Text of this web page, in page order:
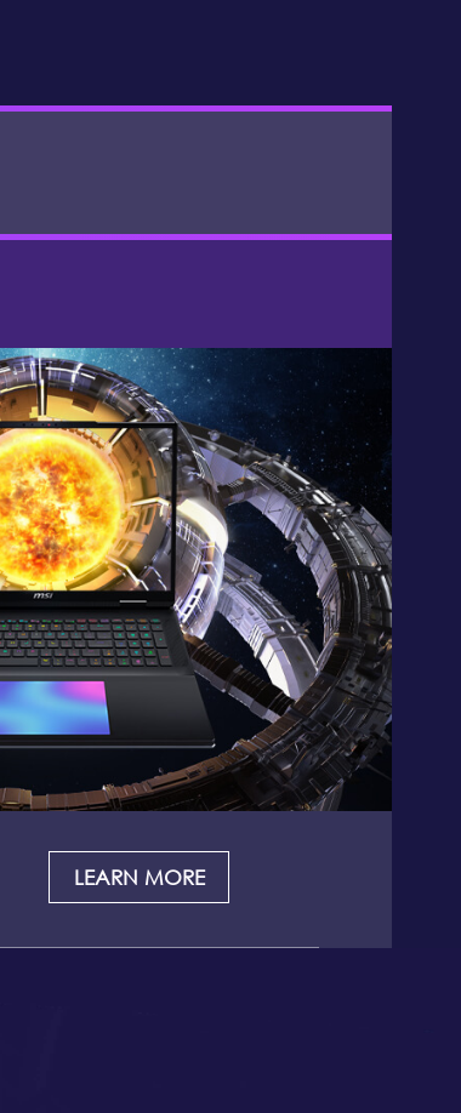
LEARN MORE